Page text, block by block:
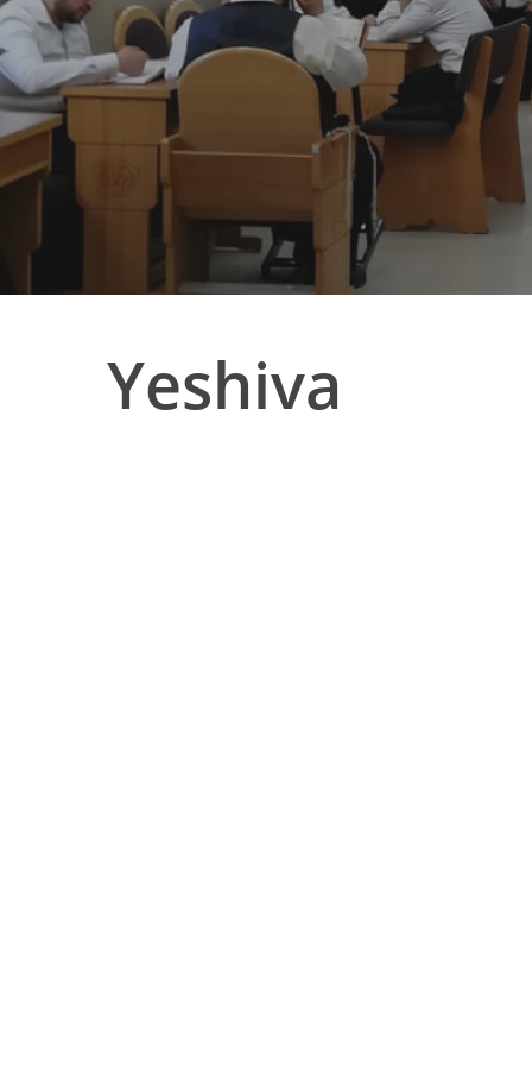
Yeshiva